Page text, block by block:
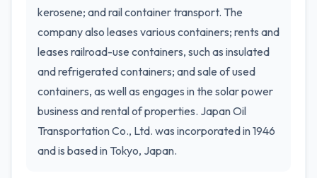
kerosene; and rail container transport. The
company also leases various containers; rents and
leases railroad-use containers, such as insulated
and refrigerated containers; and sale of used
containers, as well as engages in the solar power
business and rental of properties. Japan Oil
Transportation Co., Ltd. was incorporated in 1946
and is based in Tokyo, Japan.